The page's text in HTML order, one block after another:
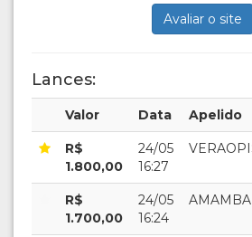
Avaliar o site
Lances:
Valor Data Apelido
R$
1.800,00
24/05
16:27
R$
1.700,00
24/05
16:24